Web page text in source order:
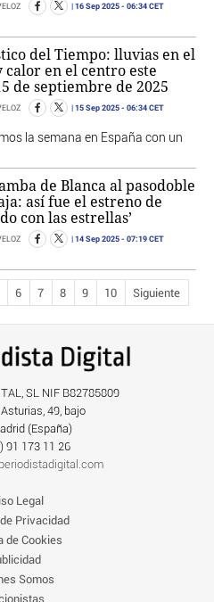
16 Sep 2025 - 06:34 CET
del Tiempo: lluvias en el
calor en el centro este
de septiembre de 2025
15 Sep 2025 - 06:34 CET
la semana en España con un
de Blanca al pasodoble
así fue el estreno de
con las estrellas’
14 Sep 2025 - 07:19 CET
6 7 8 9 10 Siguiente
SL NIF B82785809
49, bajo
(España)
‎91 173 11 26
Legal
Privacidad
de Cookies
Somos